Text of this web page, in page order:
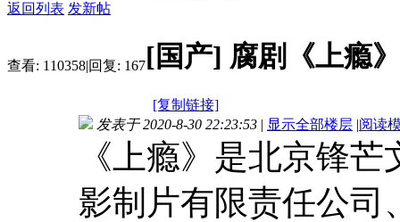
返回列表 发新帖
查看: 110358|回复: 167[国产] 腐剧《上瘾
[复制链接]
发表于 2020-8-30 22:23:53 | 显示全部楼层 |阅读
《上瘾》是北京锋
影制片有限责任公司